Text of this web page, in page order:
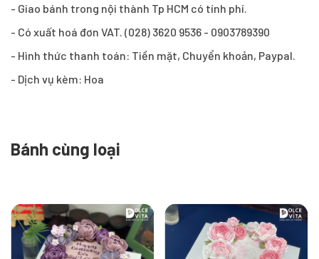
- Giao bánh trong nội thành Tp HCM có tính phí.
- Có xuất hoá đơn VAT. (028) 3620 9536 - 0903789390
- Hình thức thanh toán: Tiền mặt, Chuyển khoản, Paypal.
- Dịch vụ kèm: Hoa
Bánh cùng loại